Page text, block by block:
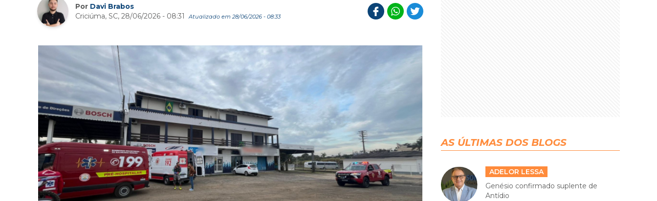
Por Davi Brabos
Criciúma, SC, 28/06/2026 - 08:31
Atualizado em 28/06/2026 - 08:33
AS ÚLTIMAS DOS BLOGS
ADELOR LESSA
Genésio confirmado suplente de
Antídio